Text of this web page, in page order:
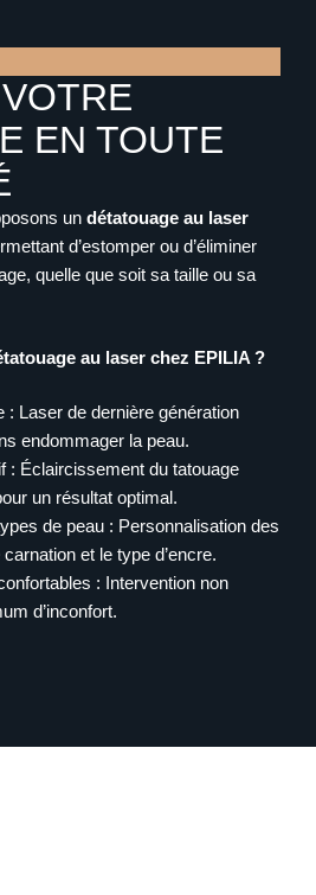
un détatouage au laser
d’estomper ou d’éliminer
quelle que soit sa taille ou sa
au laser chez EPILIA ?
Laser de dernière génération
endommager la peau.
: Éclaircissement du tatouage
un résultat optimal.
de peau : Personnalisation des
et le type d’encre.
: Intervention non
d’inconfort.
EN TOUTE